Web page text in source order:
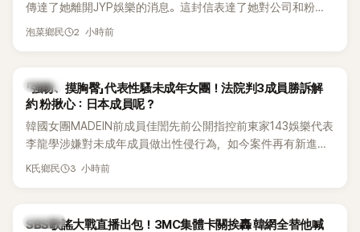
傳達了她離開JYP娛樂的消息。這封信表達了她對公司和粉絲
的感謝，並展望了未來的發展。
泡菜鄉民 2 小時前
K-POP
「強吻、摸胸臀」代表性騷未成年女團！法院判3成員勝訴解
約 粉揪心：日本成員呢？
韓國女團MADEIN前成員佳誾先前公開指控前東家143娛樂代表
李龍學涉嫌對未成年成員做出性侵行為，如今案件再有新進
展！法院日前判決另外2名MADEIN成員勝訴，認定她們與143
K氏鄉民 3 小時前
K-POP
SBS歌謠大戰直播出包！3MC集體卡關挨轟 韓網全替他喊